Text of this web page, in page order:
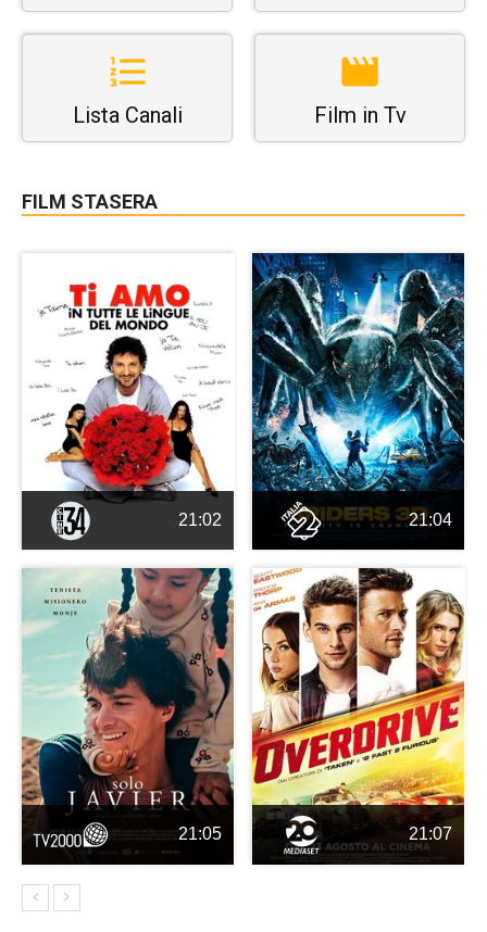
Lista Canali Film in Tv
FILM STASERA
21:02 21:04
21:05 21:07